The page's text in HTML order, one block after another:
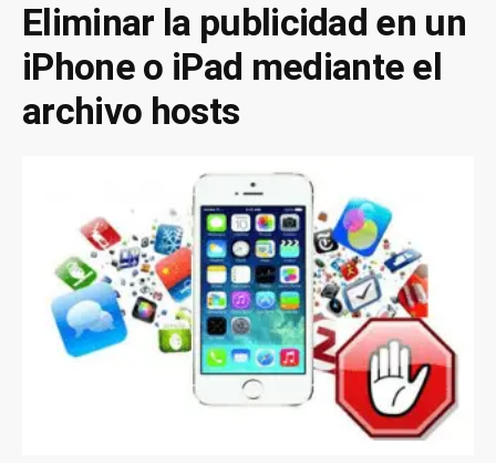
Eliminar la publicidad en un
iPhone o iPad mediante el
archivo hosts